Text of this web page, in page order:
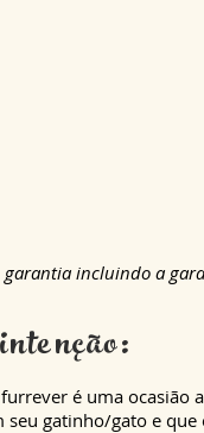
garantia incluindo a
é uma ocasião
seu gatinho/gato e